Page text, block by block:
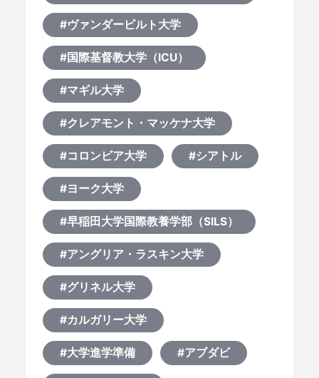
#ヴァンダービルト大学
#国際基督教大学（ICU）
#マギル大学
#クレアモント・マッケナ大学
#コロンビア大学 #シアトル
#ヨーク大学
#早稲田大学国際教養学部（SILS）
#アングリア・ラスキン大学
#グリネル大学
#カルガリー大学
#大学進学準備 #アブダビ